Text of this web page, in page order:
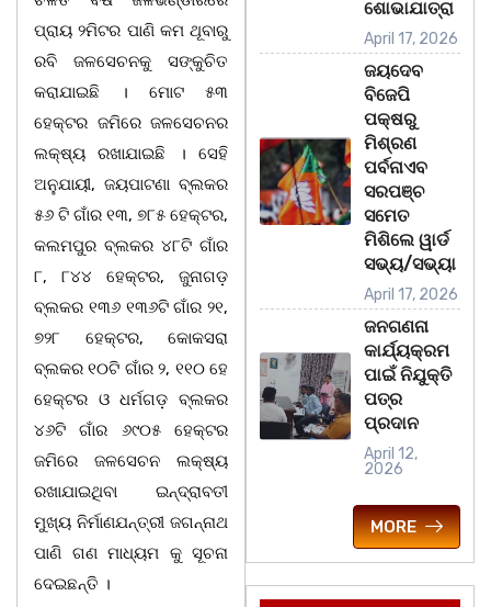
ପ୍ରାୟ ୨ମିଟର ପାଣି କମ ଥୂବାରୁ
ରବି ଜଳସେଚନକୁ ସଙ୍କୁଚିତ
କରାଯାଇଛି । ମୋଟ ୫୩
ହେକ୍ଟର ଜମିରେ ଜଳସେଚନର
ଲକ୍ଷ୍ୟ ରଖାଯାଇଛି । ସେହି
ଅନୁଯାୟୀ, ଜୟପାଟଣା ବ୍ଲକର
୫୬ ଟି ଗାଁର ୧୩, ୭୮୫ ହେକ୍ଟର,
କଲମପୁର ବ୍ଲକର ୪୮ଟି ଗାଁର
୮, ୮୪୪ ହେକ୍ଟର, ଜୁନାଗଡ଼
ବ୍ଲକର ୧୩୬ ୧୩୬ଟି ଗାଁର ୨୧,
୭୨୮ ହେକ୍ଟର, କୋକସରା
ବ୍ଲକର ୧୦ଟି ଗାଁର ୨, ୧୧୦ ହେ
ହେକ୍ଟର ଓ ଧର୍ମଗଡ଼ ବ୍ଲକର
୪୬ଟି ଗାଁର ୬୯୦୫ ହେକ୍ଟର
ଜମିରେ ଜଳସେଚନ ଲକ୍ଷ୍ୟ
ରଖାଯାଇଥିବା ଇନ୍ଦ୍ରାବତୀ
ମୁଖ୍ୟ ନିର୍ମାଣଯନ୍ତ୍ରୀ ଜଗନ୍ନାଥ
ପାଣି ଗଣ ମାଧ୍ୟମ କୁ ସୂଚନା
ଦେଇଛନ୍ତି ।
ଶୋଭାଯାତ୍ରା
April 17, 2026
ଜୟଦେବ
ବିଜେପି
ପକ୍ଷରୁ
ମିଶ୍ରଣ
ପର୍ବନାଏବ
ସରପଞ୍ଚ
ସମେତ
ମିଶିଲେ ୱାର୍ଡ
ସଭ୍ୟ/ସଭ୍ୟା
April 17, 2026
ଜନଗଣନା
କାର୍ଯ୍ୟକ୍ରମ
ପାଇଁ ନିଯୁକ୍ତି
ପତ୍ର
ପ୍ରଦାନ
April 12,
2026
MORE